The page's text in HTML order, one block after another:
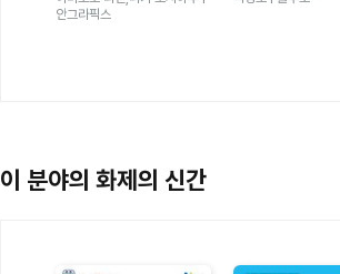
안그라픽스
이 분야의 화제의 신간